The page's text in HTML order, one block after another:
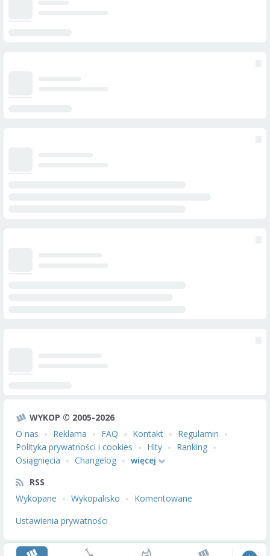
WYKOP © 2005-2026
O nas
Reklama FAQ Kontakt
Regulamin
Polityka prywatności i cookies
Hity
Ranking
Osiągnięcia
Changelog
więcej
RSS
Wykopane
Wykopalisko
Komentowane
Ustawienia prywatności